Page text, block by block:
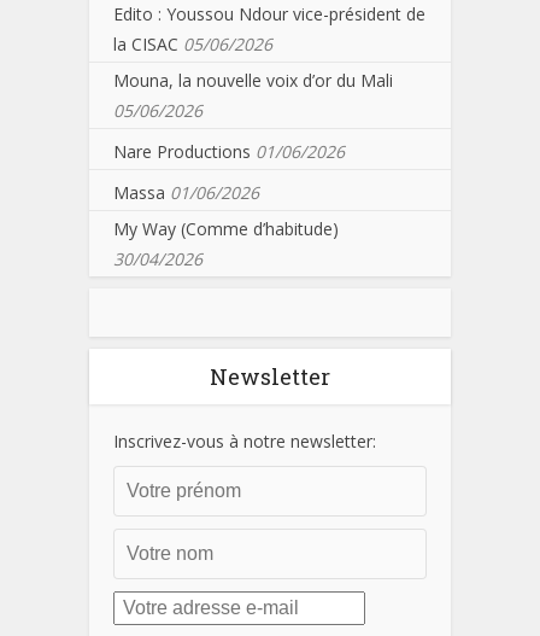
Edito : Youssou Ndour vice-président de
la CISAC 05/06/2026
Mouna, la nouvelle voix d’or du Mali
05/06/2026
Nare Productions 01/06/2026
Massa 01/06/2026
My Way (Comme d’habitude)
30/04/2026
Newsletter
Inscrivez-vous à notre newsletter: